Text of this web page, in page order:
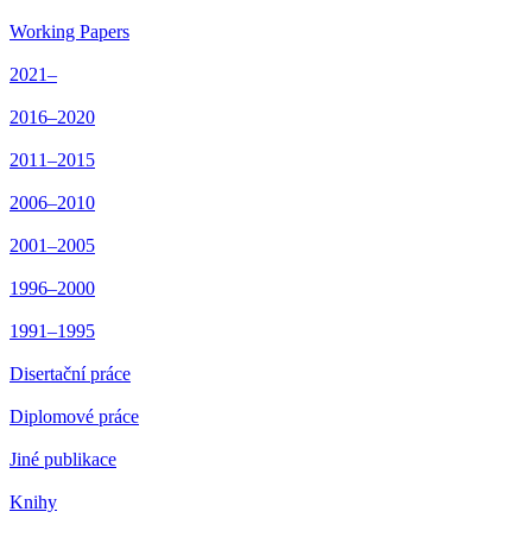
Working Papers
2021–
2016–2020
2011–2015
2006–2010
2001–2005
1996–2000
1991–1995
Disertační práce
Diplomové práce
Jiné publikace
Knihy